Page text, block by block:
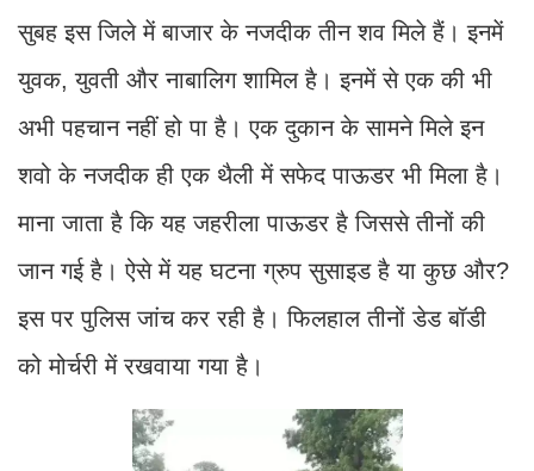
सुबह इस जिले में बाजार के नजदीक तीन शव मिले हैं। इनमें
युवक, युवती और नाबालिग शामिल है। इनमें से एक की भी
अभी पहचान नहीं हो पा है। एक दुकान के सामने मिले इन
शवो के नजदीक ही एक थैली में सफेद पाऊडर भी मिला है।
माना जाता है कि यह जहरीला पाऊडर है जिससे तीनों की
जान गई है। ऐसे में यह घटना ग्रुप सुसाइड है या कुछ और?
इस पर पुलिस जांच कर रही है। फिलहाल तीनों डेड बॉडी
को मोर्चरी में रखवाया गया है।